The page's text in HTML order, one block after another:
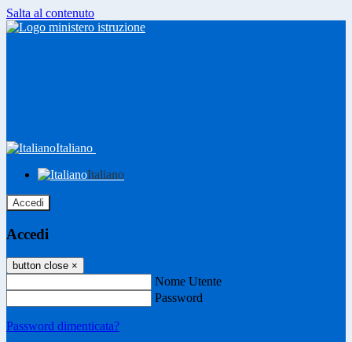
Salta al contenuto
Italiano
Italiano
Accedi
Accedi
button close ×
Nome Utente
Password
Password dimenticata?